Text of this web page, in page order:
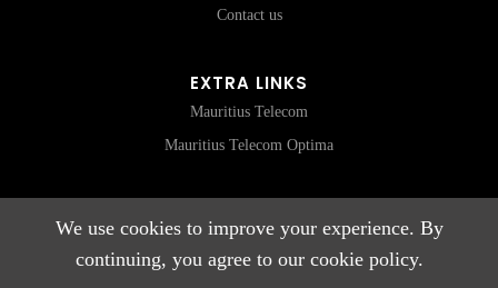
We use cookies to improve your experience. By
continuing, you agree to our cookie policy.
Contact us
EXTRA LINKS
Mauritius Telecom
Mauritius Telecom Optima
CONNECT WITH US